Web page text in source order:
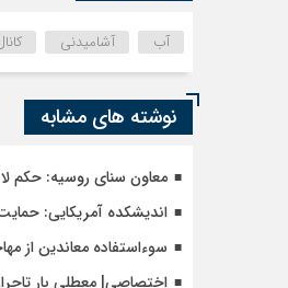
آب آشامیدنی
نوشته های مشابه
معاون سنای روسیه: حکم
اندیشکده آمریکایی:
سوءاستفاده معاندین از
اختصاصی| معطلی بار